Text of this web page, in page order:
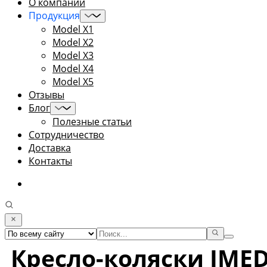
Продукция
Model X1
Model X2
Model X3
Model X4
Model X5
Отзывы
Блог
Полезные статьи
Сотрудничество
Доставка
Контакты
Кресло-коляски